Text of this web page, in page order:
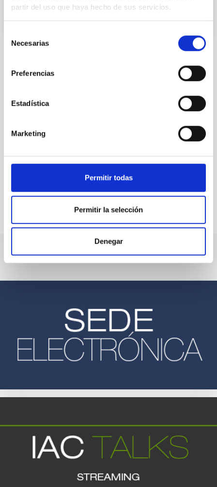
partir del uso que haya hecho de sus servicios.
Necesarias
Preferencias
Estadística
Marketing
Permitir todas
Permitir la selección
Denegar
Desde el IAC siempre
estamos buscando gente